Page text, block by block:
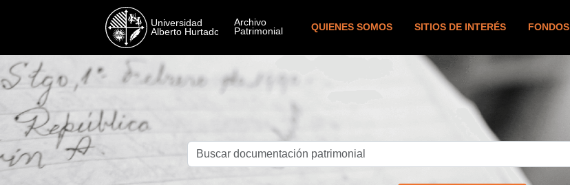
QUIENES SOMOS SITIOS DE INTERÉS FONDOS